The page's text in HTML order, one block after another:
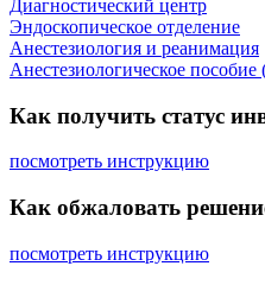
Диагностический центр
Эндоскопическое отделение
Анестезиология и реанимация
Анестезиологическое пособие
Как получить статус
посмотреть инструкцию
Как обжаловать
посмотреть инструкцию